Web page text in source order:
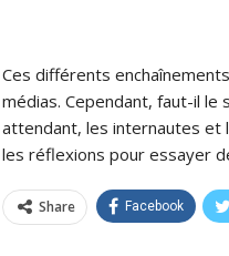
Ces différents
médias. Cependant, faut-il le
attendant, les internautes et
les réflexions pour essayer
Share Facebook